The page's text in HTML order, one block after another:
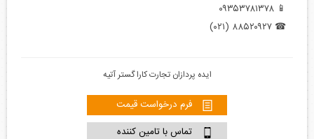
📱 ۰۹۳۵۳۷۸۱۳۷۸
☎ ۸۸۵۲۰۹۲۷ (۰۲۱)
ایده پردازان تجارت کارا گستر آتیه
فرم درخواست قیمت
تماس با تامین کننده